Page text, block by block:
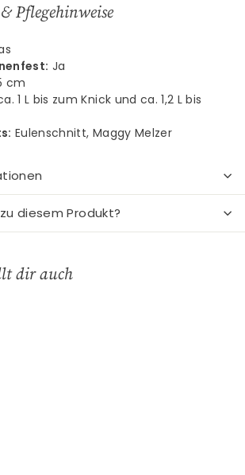
Pflegehinweise
Ja
cm
1 L bis zum Knick und ca. 1,2 L bis
Eulenschnitt, Maggy Melzer
diesem Produkt?
dir auch